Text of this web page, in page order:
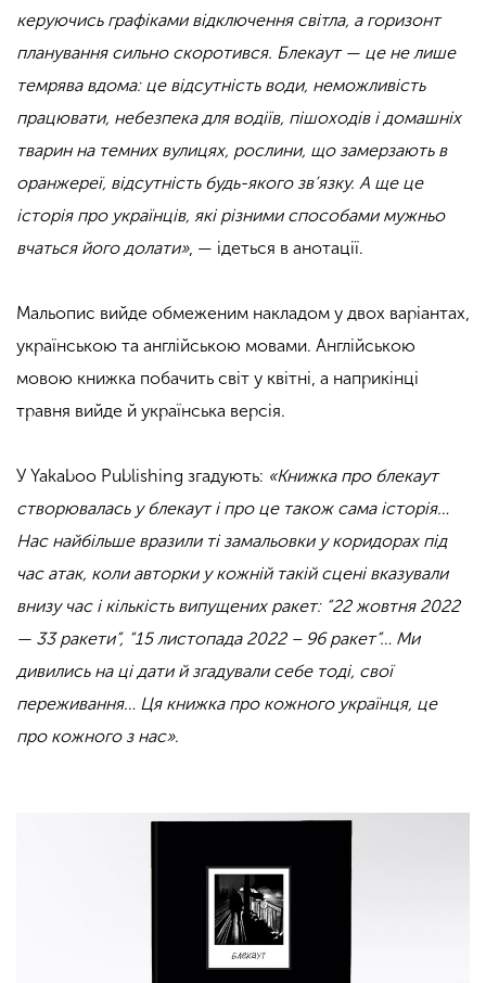
керуючись графіками відключення світла, а горизонт
планування сильно скоротився. Блекаут — це не лише
темрява вдома: це відсутність води, неможливість
працювати, небезпека для водіїв, пішоходів і домашніх
тварин на темних вулицях, рослини, що замерзають в
оранжереї, відсутність будь-якого зв’язку. А ще це
історія про українців, які різними способами мужньо
вчаться його долати», — ідеться в анотації.
Мальопис вийде обмеженим накладом у двох варіантах,
українською та англійською мовами. Англійською
мовою книжка побачить світ у квітні, а наприкінці
травня вийде й українська версія.
У Yakaboo Publishing згадують: «Книжка про блекаут
створювалась у блекаут і про це також сама історія…
Нас найбільше вразили ті замальовки у коридорах під
час атак, коли авторки у кожній такій сцені вказували
внизу час і кількість випущених ракет: “22 жовтня 2022
— 33 ракети”, “15 листопада 2022 – 96 ракет”… Ми
дивились на ці дати й згадували себе тоді, свої
переживання… Ця книжка про кожного українця, це
про кожного з нас».